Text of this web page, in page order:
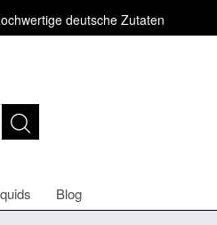
deutsche Zutaten
Blog